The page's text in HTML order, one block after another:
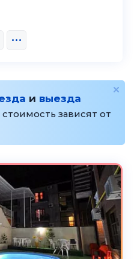
и выезда
зависят от
5.0